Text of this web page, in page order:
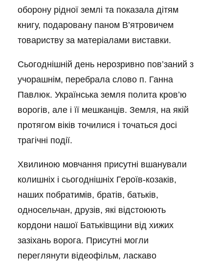
оборону рідної землі та показала дітям
книгу, подаровану паном В’ятровичем
товариству за матеріалами виставки.
Сьогоднішній день нерозривно пов’заний з
учорашнім, перебрала слово п. Ганна
Павлюк. Українська земля полита кров’ю
ворогів, але і її мешканців. Земля, на якій
протягом віків точилися і точаться досі
трагічні події.
Хвилиною мовчання присутні вшанували
колишніх і сьогоднішніх Героїв-козаків,
наших побратимів, братів, батьків,
односельчан, друзів, які відстоюють
кордони нашої Батьківщини від хижих
зазіхань ворога. Присутні могли
переглянути відеофільм, ласкаво